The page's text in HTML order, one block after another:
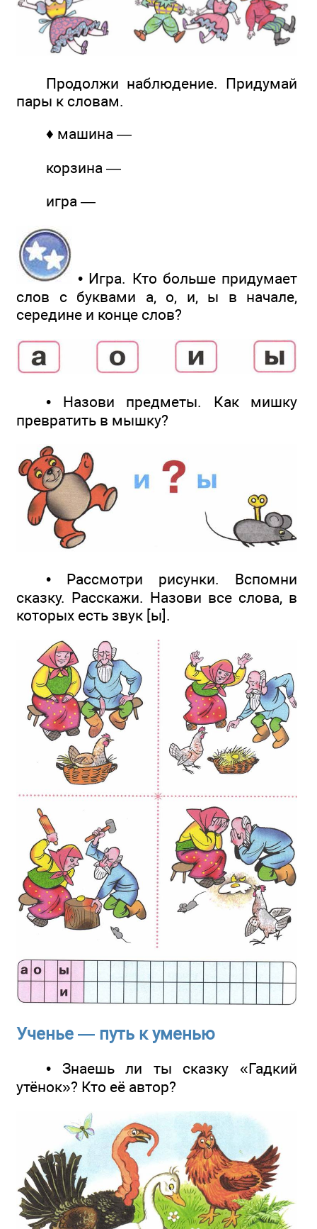
Продолжи наблюдение. Придумай
пары к словам.
♦ машина —
корзина —
игра —
• Игра. Кто больше придумает
слов с буквами а, о, и, ы в начале,
середине и конце слов?
• Назови предметы. Как мишку
превратить в мышку?
• Рассмотри рисунки. Вспомни
сказку. Расскажи. Назови все слова, в
которых есть звук [ы].
Ученье — путь к уменью
• Знаешь ли ты сказку «Гадкий
утёнок»? Кто её автор?